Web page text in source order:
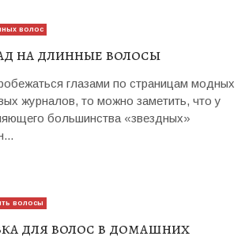
волос
на длинные волосы
глазами по страницам модных
журналов, то можно заметить, что у
большинства «звездных»
волосы
для волос в домашних